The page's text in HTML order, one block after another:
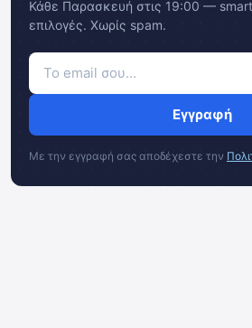
Κάθε Παρασκευή στις 19:00 —
επιλογές. Χωρίς spam.
Εγγραφή
Με την εγγραφή σας αποδέχεστε την